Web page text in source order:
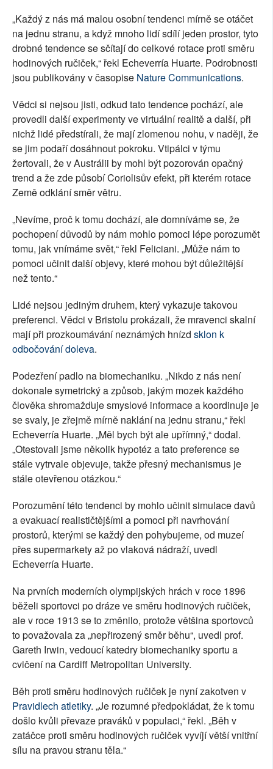
„Každý z nás má malou osobní tendenci mírně se otáčet
na jednu stranu, a když mnoho lidí sdílí jeden prostor, tyto
drobné tendence se sčítají do celkové rotace proti směru
hodinových ručiček,“ řekl Echeverría Huarte. Podrobnosti
jsou publikovány v časopise Nature Communications.
Vědci si nejsou jisti, odkud tato tendence pochází, ale
provedli další experimenty ve virtuální realitě a další, při
nichž lidé předstírali, že mají zlomenou nohu, v naději, že
se jim podaří dosáhnout pokroku. Vtipálci v týmu
žertovali, že v Austrálii by mohl být pozorován opačný
trend a že zde působí Coriolisův efekt, při kterém rotace
Země odklání směr větru.
„Nevíme, proč k tomu dochází, ale domníváme se, že
pochopení důvodů by nám mohlo pomoci lépe porozumět
tomu, jak vnímáme svět,“ řekl Feliciani. „Může nám to
pomoci učinit další objevy, které mohou být důležitější
než tento.“
Lidé nejsou jediným druhem, který vykazuje takovou
preferenci. Vědci v Bristolu prokázali, že mravenci skalní
mají při prozkoumávání neznámých hnízd sklon k
odbočování doleva.
Podezření padlo na biomechaniku. „Nikdo z nás není
dokonale symetrický a způsob, jakým mozek každého
člověka shromažďuje smyslové informace a koordinuje je
se svaly, je zřejmě mírně naklání na jednu stranu,“ řekl
Echeverría Huarte. „Měl bych být ale upřímný,“ dodal.
„Otestovali jsme několik hypotéz a tato preference se
stále vytrvale objevuje, takže přesný mechanismus je
stále otevřenou otázkou.“
Porozumění této tendenci by mohlo učinit simulace davů
a evakuací realističtějšími a pomoci při navrhování
prostorů, kterými se každý den pohybujeme, od muzeí
přes supermarkety až po vlaková nádraží, uvedl
Echeverría Huarte.
Na prvních moderních olympijských hrách v roce 1896
běželi sportovci po dráze ve směru hodinových ručiček,
ale v roce 1913 se to změnilo, protože většina sportovců
to považovala za „nepřirozený směr běhu“, uvedl prof.
Gareth Irwin, vedoucí katedry biomechaniky sportu a
cvičení na Cardiff Metropolitan University.
Běh proti směru hodinových ručiček je nyní zakotven v
Pravidlech atletiky. „Je rozumné předpokládat, že k tomu
došlo kvůli převaze praváků v populaci,“ řekl. „Běh v
zatáčce proti směru hodinových ručiček vyvíjí větší vnitřní
sílu na pravou stranu těla.“